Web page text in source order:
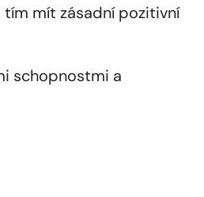
tím mít zásadní pozitivní
schopnostmi a